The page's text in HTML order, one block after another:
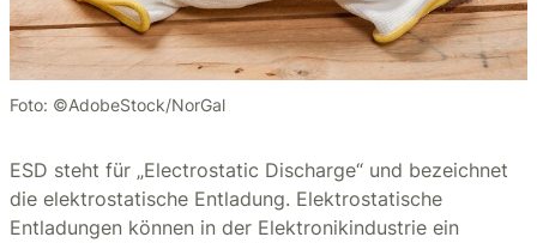
Foto: ©AdobeStock/NorGal
ESD steht für „Electrostatic Discharge“ und bezeichnet
die elektrostatische Entladung. Elektrostatische
Entladungen können in der Elektronikindustrie ein